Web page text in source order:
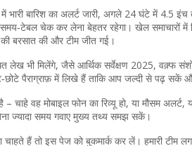
बारिश का अलर्ट जारी, अगले 24 घंटे में 4.5 इंच
चेक कर लेना बेहतर रहेगा। खेल समाचारों में
बरसात की और टीम जीत गई।
लेख भी मिलेंगे, जैसे आर्थिक सर्वेक्षण 2025, वक़्फ
पैराग्राफ़ में लिखे हैं ताकि आप जल्दी से पढ़
चाहे वह मोबाइल फोन का रिव्यू हो, या मौसम अलर्ट,
ज्यादा समय गवाए मुख्य तथ्य समझ सकें।
हैं तो इस पेज को बुकमार्क कर लें। हमारी टीम